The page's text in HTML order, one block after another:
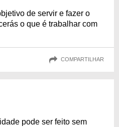
de servir e fazer o
o que é trabalhar com
COMPARTILHAR
pode ser feito sem